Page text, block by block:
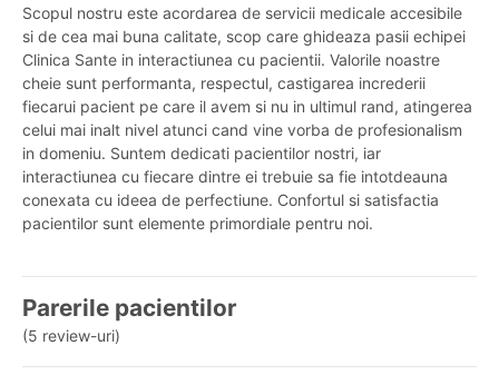
Scopul nostru este acordarea de servicii medicale accesibile
si de cea mai buna calitate, scop care ghideaza pasii echipei
Clinica Sante in interactiunea cu pacientii. Valorile noastre
cheie sunt performanta, respectul, castigarea increderii
fiecarui pacient pe care il avem si nu in ultimul rand, atingerea
celui mai inalt nivel atunci cand vine vorba de profesionalism
in domeniu. Suntem dedicati pacientilor nostri, iar
interactiunea cu fiecare dintre ei trebuie sa fie intotdeauna
conexata cu ideea de perfectiune. Confortul si satisfactia
pacientilor sunt elemente primordiale pentru noi.
Parerile pacientilor
(5 review-uri)